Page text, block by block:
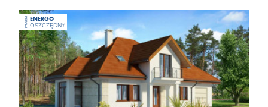
PROJEKT ENERGO
OSZCZĘDNY